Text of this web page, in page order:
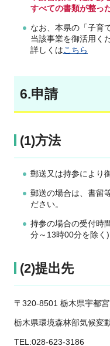
すべての書類が整っ
なお、本県の「子育
当該事業を御活用く
詳しくはこちら
6.申請
(1)方法
郵送又は持参により
郵送の場合は、書留
ださい。
持参の場合の受付時
分～13時00分を除く)
(2)提出先
〒320-8501 栃木県宇都
栃木県環境森林部気候変
TEL:028-623-3186